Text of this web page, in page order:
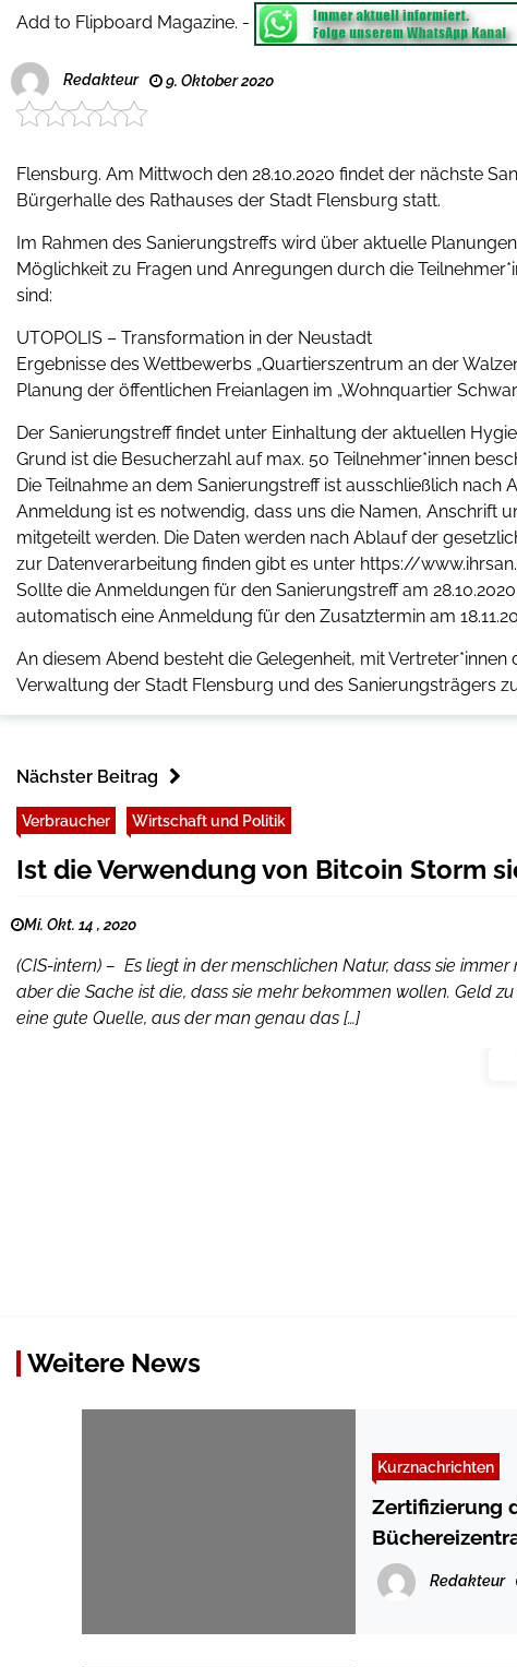
Add to Flipboard Magazine. -
Redakteur 9. Oktober 2020
Flensburg. Am Mittwoch den 28.10.2020 findet der nächste
Bürgerhalle des Rathauses der Stadt Flensburg statt.
Im Rahmen des Sanierungstreffs wird über aktuelle
Möglichkeit zu Fragen und Anregungen durch die
sind:
UTOPOLIS – Transformation in der Neustadt
Ergebnisse des Wettbewerbs „Quartierszentrum an der
Planung der öffentlichen Freianlagen im „Wohnquartier
Der Sanierungstreff findet unter Einhaltung der aktuellen
Grund ist die Besucherzahl auf max. 50 Teilnehmer*innen
Die Teilnahme an dem Sanierungstreff ist ausschließlich nach
Anmeldung ist es notwendig, dass uns die Namen, Anschrift
mitgeteilt werden. Die Daten werden nach Ablauf der
zur Datenverarbeitung finden gibt es unter https://
Sollte die Anmeldungen für den Sanierungstreff am
automatisch eine Anmeldung für den Zusatztermin am
An diesem Abend besteht die Gelegenheit, mit
Verwaltung der Stadt Flensburg und des Sanierungsträgers
Nächster Beitrag
Verbraucher Wirtschaft und Politik
Ist die Verwendung von Bitcoin Storm
Mi. Okt. 14 , 2020
(CIS-intern) – Es liegt in der menschlichen Natur, dass sie
aber die Sache ist die, dass sie mehr bekommen wollen. Geld
eine gute Quelle, aus der man genau das […]
Weitere News
Kurznachrichten
Zertifizierung
Redakteur